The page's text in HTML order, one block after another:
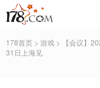
178首页 > 游戏 > 【会议】
31日上海见